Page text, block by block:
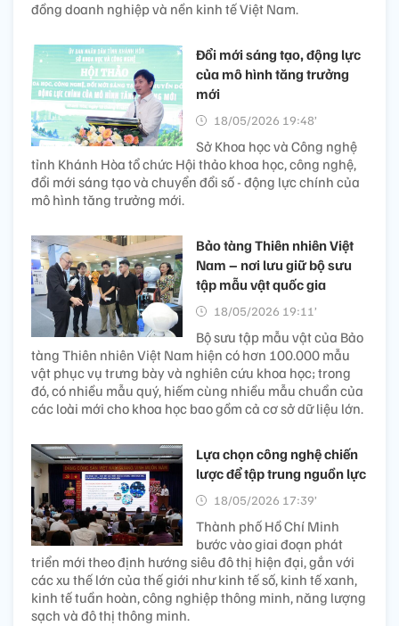
đồng doanh nghiệp và nền kinh tế Việt Nam.
Đổi mới sáng tạo, động lực
của mô hình tăng trưởng
mới
18/05/2026 19:48’
Sở Khoa học và Công nghệ
tỉnh Khánh Hòa tổ chức Hội thảo khoa học, công nghệ,
đổi mới sáng tạo và chuyển đổi số - động lực chính của
mô hình tăng trưởng mới.
Bảo tàng Thiên nhiên Việt
Nam – nơi lưu giữ bộ sưu
tập mẫu vật quốc gia
18/05/2026 19:11’
Bộ sưu tập mẫu vật của Bảo
tàng Thiên nhiên Việt Nam hiện có hơn 100.000 mẫu
vật phục vụ trưng bày và nghiên cứu khoa học; trong
đó, có nhiều mẫu quý, hiếm cùng nhiều mẫu chuẩn của
các loài mới cho khoa học bao gồm cả cơ sở dữ liệu lớn.
Lựa chọn công nghệ chiến
lược để tập trung nguồn lực
18/05/2026 17:39’
Thành phố Hồ Chí Minh
bước vào giai đoạn phát
triển mới theo định hướng siêu đô thị hiện đại, gắn với
các xu thế lớn của thế giới như kinh tế số, kinh tế xanh,
kinh tế tuần hoàn, công nghiệp thông minh, năng lượng
sạch và đô thị thông minh.